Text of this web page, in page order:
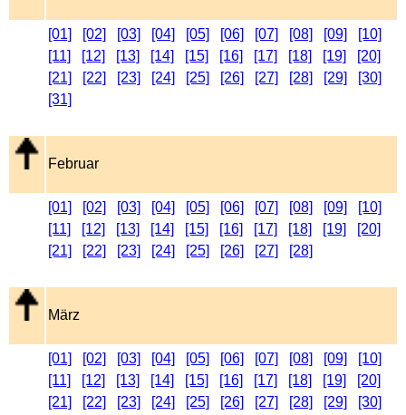
[01] [02] [03] [04] [05] [06] [07] [08] [09]
[10]
[11]
[12] [13] [14] [15] [16] [17] [18] [19]
[20]
[21]
[22] [23] [24] [25] [26] [27] [28] [29]
[30]
[31]
Februar
[01] [02] [03] [04] [05] [06] [07] [08] [09]
[10]
[11]
[12] [13] [14] [15] [16] [17] [18] [19]
[20]
[21]
[22] [23] [24] [25] [26] [27] [28]
März
[01] [02] [03] [04] [05] [06] [07] [08] [09]
[10]
[11]
[12] [13] [14] [15] [16] [17] [18] [19]
[20]
[21]
[22] [23] [24] [25] [26] [27] [28] [29]
[30]